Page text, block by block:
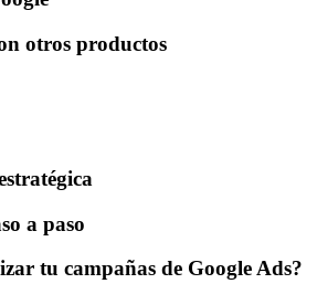
otros productos
a paso
tu campañas de Google Ads?